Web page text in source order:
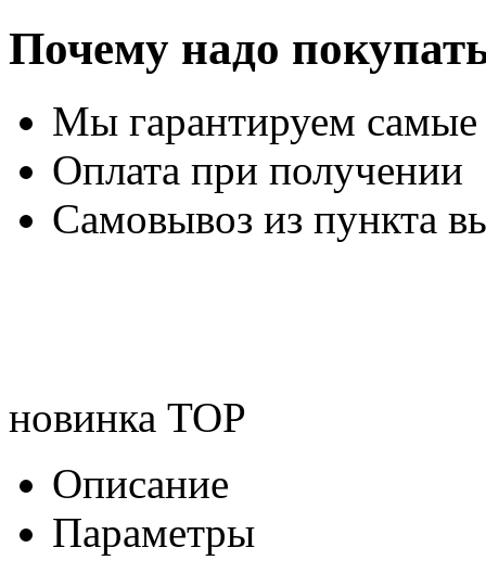
Почему надо
Мы гарантируем
Оплата при получении
Самовывоз из пункта
новинка TOP
Описание
Параметры